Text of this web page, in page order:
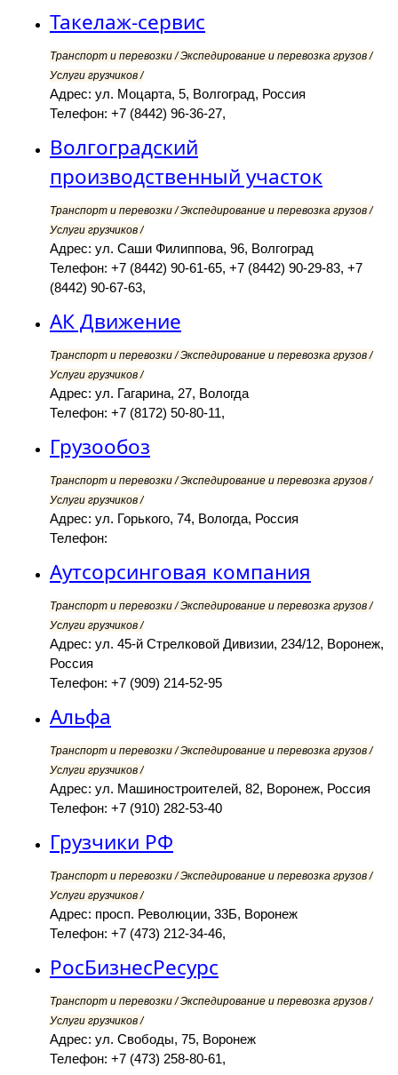
Такелаж-сервис
Транспорт и перевозки / Экспедирование и перевозка грузов /
Услуги грузчиков /
Адрес: ул. Моцарта, 5, Волгоград, Россия
Телефон: +7 (8442) 96-36-27,
Волгоградский
производственный участок
Транспорт и перевозки / Экспедирование и перевозка грузов /
Услуги грузчиков /
Адрес: ул. Саши Филиппова, 96, Волгоград
Телефон: +7 (8442) 90-61-65, +7 (8442) 90-29-83, +7
(8442) 90-67-63,
АК Движение
Транспорт и перевозки / Экспедирование и перевозка грузов /
Услуги грузчиков /
Адрес: ул. Гагарина, 27, Вологда
Телефон: +7 (8172) 50-80-11,
Грузообоз
Транспорт и перевозки / Экспедирование и перевозка грузов /
Услуги грузчиков /
Адрес: ул. Горького, 74, Вологда, Россия
Телефон:
Аутсорсинговая компания
Транспорт и перевозки / Экспедирование и перевозка грузов /
Услуги грузчиков /
Адрес: ул. 45-й Стрелковой Дивизии, 234/12, Воронеж,
Россия
Телефон: +7 (909) 214-52-95
Альфа
Транспорт и перевозки / Экспедирование и перевозка грузов /
Услуги грузчиков /
Адрес: ул. Машиностроителей, 82, Воронеж, Россия
Телефон: +7 (910) 282-53-40
Грузчики РФ
Транспорт и перевозки / Экспедирование и перевозка грузов /
Услуги грузчиков /
Адрес: просп. Революции, 33Б, Воронеж
Телефон: +7 (473) 212-34-46,
РосБизнесРесурс
Транспорт и перевозки / Экспедирование и перевозка грузов /
Услуги грузчиков /
Адрес: ул. Свободы, 75, Воронеж
Телефон: +7 (473) 258-80-61,